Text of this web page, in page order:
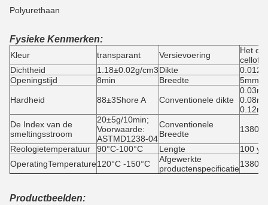
Polyurethaan
Fysieke Kenmerken:
Kleur transparant Versievoering
Het
Dichtheid
1.18±0.02g/cm3Dikte
Openingstijd
8min Breedte
Hardheid 88±3Shore A Conventionele dikte
De Index van de
smeltingsstroom
20±5g/10min;
Voorwaarde:
ASTMD1238-04
Conventionele
Breedte
Reologietemperatuur 90°C-100°C Lengte
100
OperatingTemperature120°C -150°C
Afgewerkte
productenspecificatie
Productbeelden: